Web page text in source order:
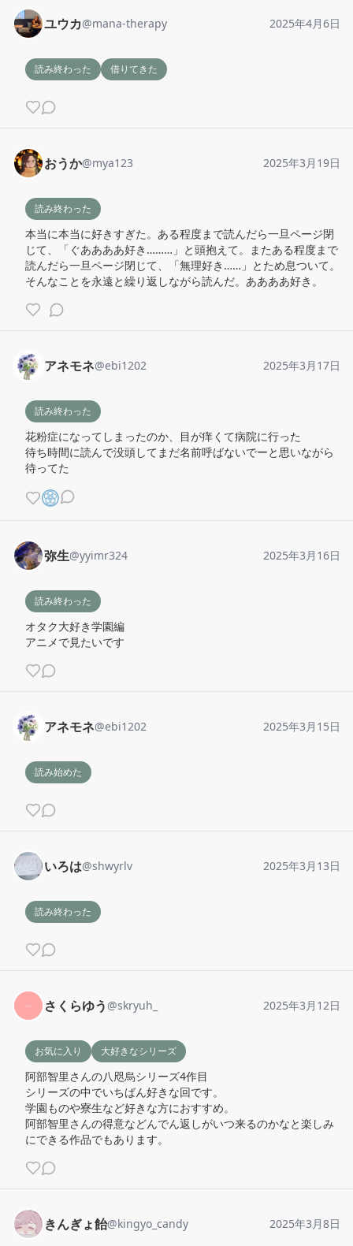
ユウカ@mana-therapy 2025年4月6日
読み終わった 借りてきた
おうか@mya123 2025年3月19日
読み終わった
本当に本当に好きすぎた。ある程度まで読んだら一旦ページ閉
じて、「ぐああああ好き………」と頭抱えて。またある程度まで
読んだら一旦ページ閉じて、「無理好き……」とため息ついて。
そんなことを永遠と繰り返しながら読んだ。ああああ好き。
アネモネ@ebi1202 2025年3月17日
読み終わった
花粉症になってしまったのか、目が痒くて病院に行った
待ち時間に読んで没頭してまだ名前呼ばないでーと思いながら
待ってた
弥生@yyimr324 2025年3月16日
読み終わった
オタク大好き学園編
アニメで見たいです
アネモネ@ebi1202 2025年3月15日
読み始めた
いろは@shwyrlv 2025年3月13日
読み終わった
さくらゆう @skryuh_ 2025年3月12日
お気に入り 大好きなシリーズ
阿部智里さんの八咫烏シリーズ4作目
シリーズの中でいちばん好きな回です。
学園ものや寮生など好きな方におすすめ。
阿部智里さんの得意などんでん返しがいつ来るのかなと楽しみ
にできる作品でもあります。
きんぎょ飴@kingyo_candy 2025年3月8日